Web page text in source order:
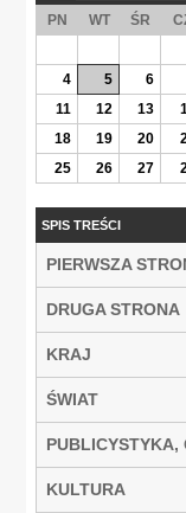
PN WT ŚR
4
5 6
11
12 13
18
19 20
25
26 27
SPIS TREŚCI
PIERWSZA
DRUGA STRONA
KRAJ
ŚWIAT
PUBLICYSTYKA,
KULTURA